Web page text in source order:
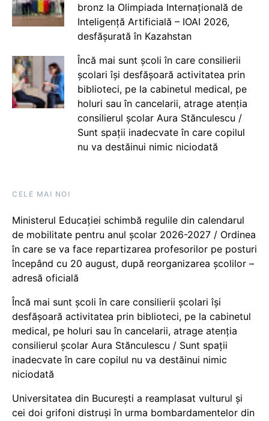
bronz la Olimpiada Internațională de
Inteligență Artificială – IOAI 2026,
desfășurată în Kazahstan
Încă mai sunt școli în care consilierii
școlari își desfășoară activitatea prin
biblioteci, pe la cabinetul medical, pe
holuri sau în cancelarii, atrage atenția
consilierul școlar Aura Stănculescu /
Sunt spații inadecvate în care copilul
nu va destăinui nimic niciodată
CELE MAI NOI
Ministerul Educației schimbă regulile din calendarul
de mobilitate pentru anul școlar 2026-2027 / Ordinea
în care se va face repartizarea profesorilor pe posturi
începând cu 20 august, după reorganizarea școlilor –
adresă oficială
Încă mai sunt școli în care consilierii școlari își
desfășoară activitatea prin biblioteci, pe la cabinetul
medical, pe holuri sau în cancelarii, atrage atenția
consilierul școlar Aura Stănculescu / Sunt spații
inadecvate în care copilul nu va destăinui nimic
niciodată
Universitatea din București a reamplasat vulturul și
cei doi grifoni distruși în urma bombardamentelor din